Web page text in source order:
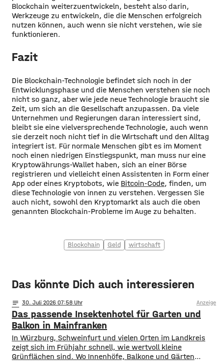
Blockchain weiterzuentwickeln, besteht also darin,
Werkzeuge zu entwickeln, die die Menschen erfolgreich
nutzen können, auch wenn sie nicht verstehen, wie sie
funktionieren.
Fazit
Die Blockchain-Technologie befindet sich noch in der
Entwicklungsphase und die Menschen verstehen sie noch
nicht so ganz, aber wie jede neue Technologie braucht sie
Zeit, um sich an die Gesellschaft anzupassen. Da viele
Unternehmen und Regierungen daran interessiert sind,
bleibt sie eine vielversprechende Technologie, auch wenn
sie derzeit noch nicht tief in die Wirtschaft und den Alltag
integriert ist. Für normale Menschen gibt es im Moment
noch einen niedrigen Einstiegspunkt, man muss nur eine
Kryptowährungs-Wallet haben, sich an einer Börse
registrieren und vielleicht einen Assistenten in Form einer
App oder eines Kryptobots, wie Bitcoin-Code, finden, um
diese Technologie von innen zu verstehen. Vergessen Sie
auch nicht, sowohl den Kryptomarkt als auch die oben
genannten Blockchain-Probleme im Auge zu behalten.
Blockchain Geld wirtschaft
Das könnte Dich auch interessieren
notes 30. Juli 2026 07:58 Anzeige
Das passende Insektenhotel für Garten und
Balkon in Mainfranken
In Würzburg, Schweinfurt und vielen Orten im Landkreis
zeigt sich im Frühjahr schnell, wie wertvoll kleine
Grünflächen sind. Wo Innenhöfe, Balkone und Gärten